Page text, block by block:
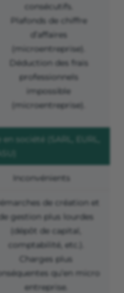
consécutifs.
Plafonds de chiffre
d’affaires
(microentreprise).
Déduction des frais
professionnels
impossible
(microentreprise).
société (SARL, EURL,
Inconvénients
de création et
de gestion plus lourdes
(dépôt de capital,
comptabilité, etc.).
Charges plus
qu’en micro
entreprise.